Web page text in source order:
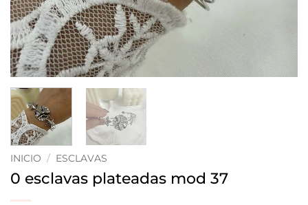
INICIO / ESCLAVAS
0 esclavas plateadas mod 37